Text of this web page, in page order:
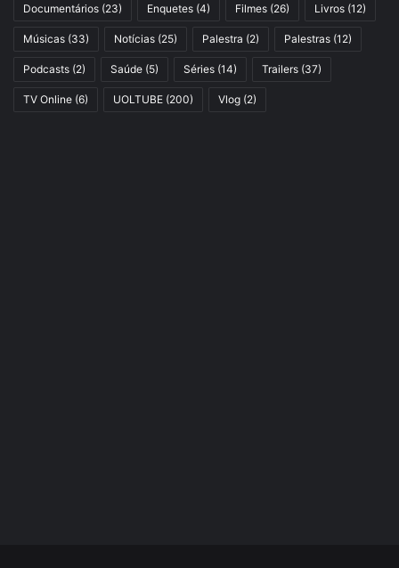
Documentários (23) Enquetes (4) Filmes (26) Livros (12)
Músicas (33) Notícias (25) Palestra (2) Palestras (12)
Podcasts (2) Saúde (5) Séries (14) Trailers (37)
TV Online (6) UOLTUBE (200) Vlog (2)